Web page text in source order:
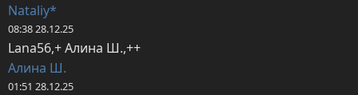
Nataliy*
08:38 28.12.25
Lana56,+ Алина Ш.,++
Алина Ш.
01:51 28.12.25